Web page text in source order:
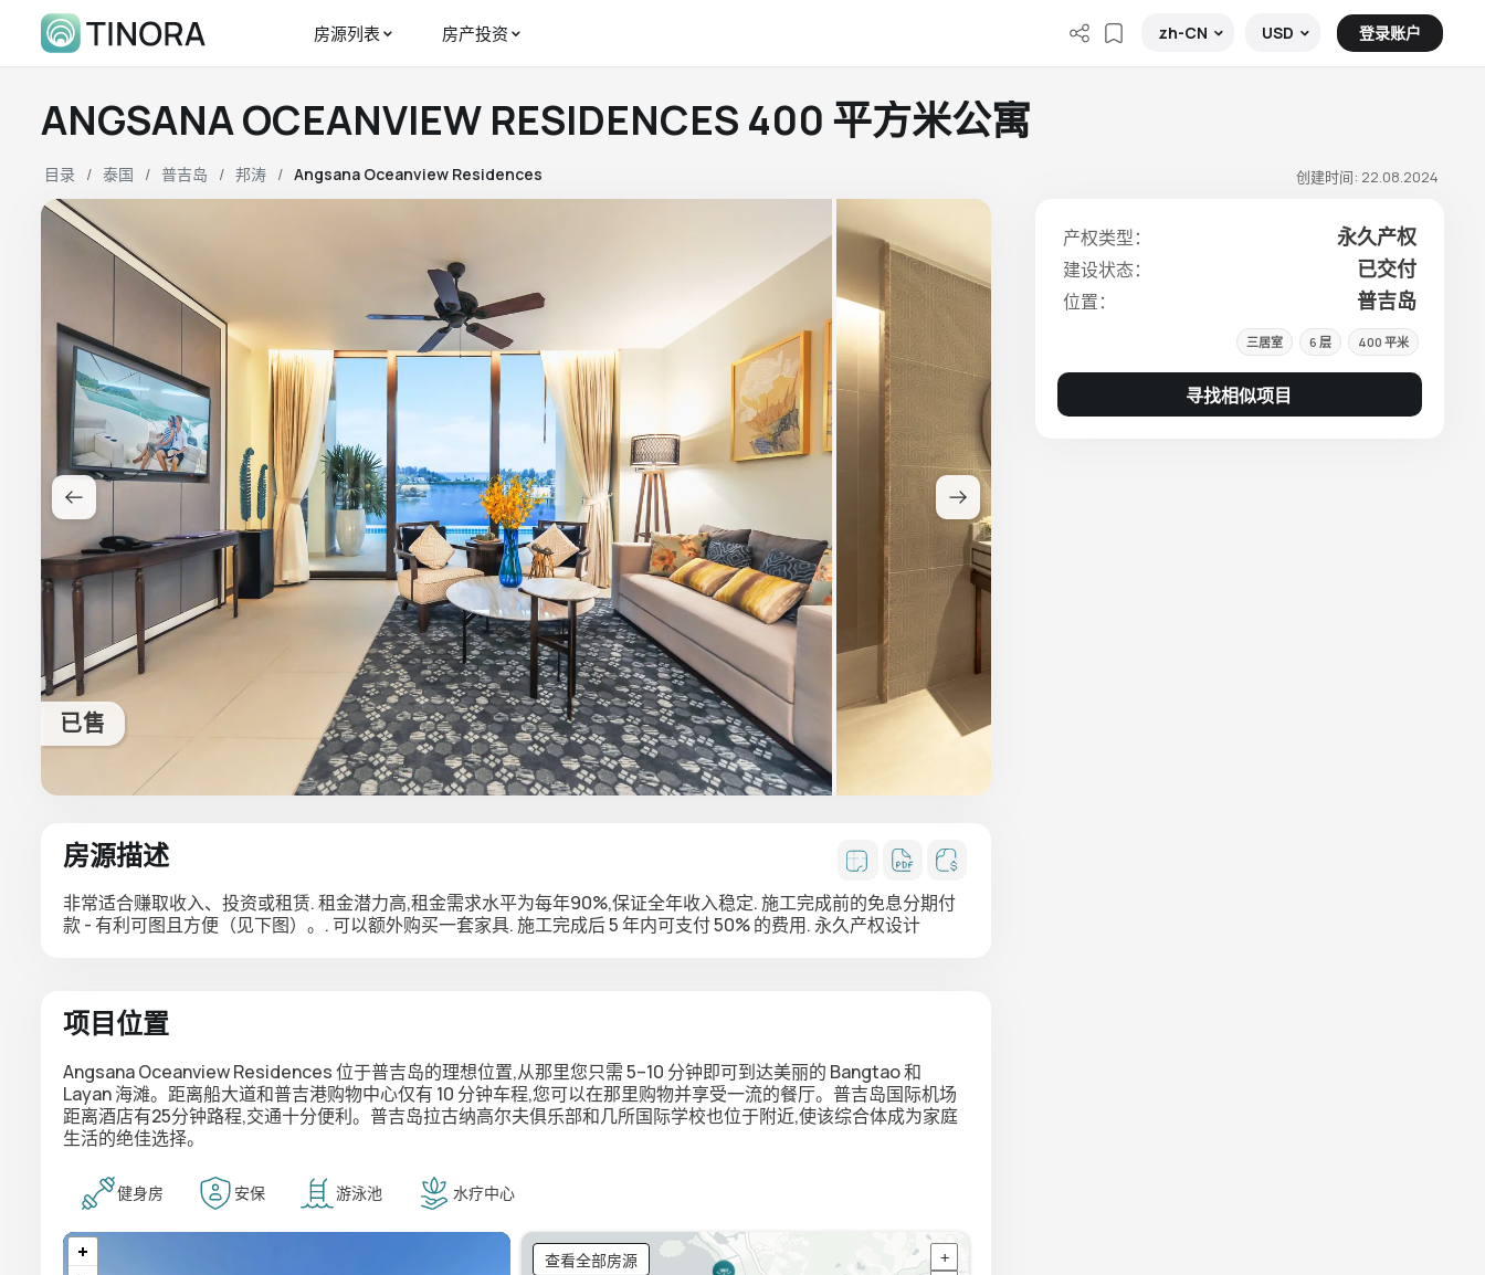
房源列表 房产投资 zh-CN USD 登录账户
ANGSANA OCEANVIEW RESIDENCES 400 平方米公寓
目录 泰国 普吉岛 邦涛 Angsana Oceanview Residences 创建时间: 22.08.2024
已售
产权类型： 永久产权
建设状态： 已交付
位置： 普吉岛
三居室 6 层 400 平米
寻找相似项目
房源描述
非常适合赚取收入、投资或租赁. 租金潜力高,租金需求水平为每年90%,保证全年收入稳定. 施工完成前的免息分期付
款 - 有利可图且方便（见下图）。. 可以额外购买一套家具. 施工完成后 5 年内可支付 50% 的费用. 永久产权设计
项目位置
Angsana Oceanview Residences 位于普吉岛的理想位置,从那里您只需 5–10 分钟即可到达美丽的 Bangtao 和
Layan 海滩。距离船大道和普吉港购物中心仅有 10 分钟车程,您可以在那里购物并享受一流的餐厅。普吉岛国际机场
距离酒店有25分钟路程,交通十分便利。普吉岛拉古纳高尔夫俱乐部和几所国际学校也位于附近,使该综合体成为家庭
生活的绝佳选择。
健身房 安保 游泳池 水疗中心
查看全部房源
+